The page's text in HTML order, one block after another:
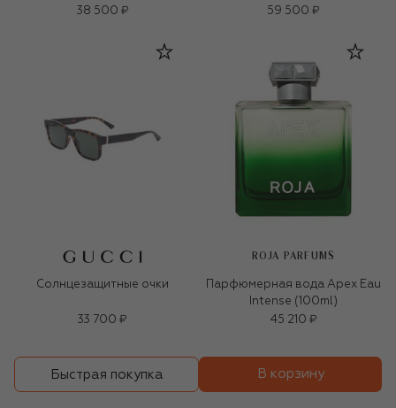
38 500 ₽
59 500 ₽
Солнцезащитные очки
33 700 ₽
ROJA PARFUMS
Парфюмерная вода Apex Eau
Intense (100ml)
45 210 ₽
Быстрая покупка В корзину